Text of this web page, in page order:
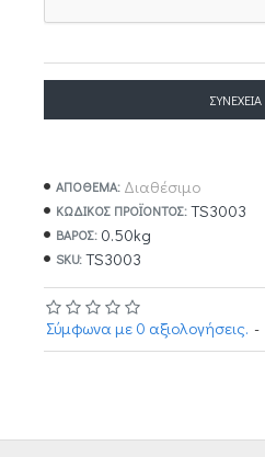
ΣΥΝΈΧΕΙΑ
ΑΠΟΘΕΜΑ: Διαθέσιμο
ΚΩΔΙΚΌΣ ΠΡΟΪΌΝΤΟΣ:TS3003
ΒΆΡΟΣ: 0.50kg
SKU:TS3003
Σύμφωνα με 0 αξιολογήσεις. -